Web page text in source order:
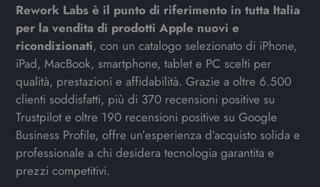
Rework Labs è il punto di riferimento in tutta Italia
per la vendita di prodotti Apple nuovi e
ricondizionati, con un catalogo selezionato di iPhone,
iPad, MacBook, smartphone, tablet e PC scelti per
qualità, prestazioni e affidabilità. Grazie a oltre 6.500
clienti soddisfatti, più di 370 recensioni positive su
Trustpilot e oltre 190 recensioni positive su Google
Business Profile, offre un’esperienza d’acquisto solida e
professionale a chi desidera tecnologia garantita e
prezzi competitivi.